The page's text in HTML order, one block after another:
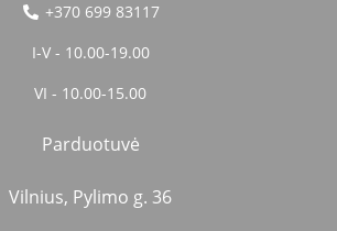
+370 699 83117
I-V - 10.00-19.00
VI - 10.00-15.00
Parduotuvė
Vilnius, Pylimo g. 36